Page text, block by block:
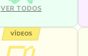
VER TODOS
VÍDEOS